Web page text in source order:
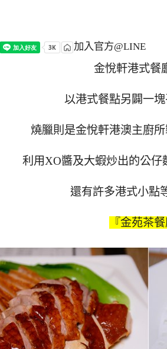
加入官方@LINE
金悅軒港式餐
以港式餐點另闢一
燒臘則是金悅軒港澳主廚
利用XO醬及大蝦炒出的公仔
還有許多港式小點
『金苑茶餐